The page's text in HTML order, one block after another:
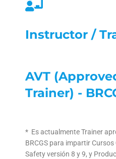
Instructor /
AVT
Trainer) -
* Es actualmente Trainer
BRCGS para impartir Cursos
Safety versión 8 y 9, y